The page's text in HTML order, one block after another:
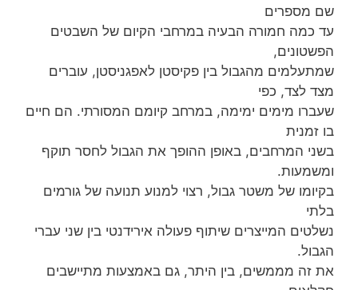
שם מספרים
עד כמה חמורה הבעיה במרחבי הקיום של השבטים
הפשטונים,
שמתעלמים מהגבול בין פקיסטן לאפגניסטן, עוברים
מצד לצד, כפי
שעברו מימים ימימה, במרחב קיומם המסורתי. הם חיים
בו זמנית
בשני המרחבים, באופן ההופך את הגבול לחסר תוקף
ומשמעות.
בקיומו של משטר גבול, רצוי למנוע תנועה של גורמים
בלתי
נשלטים המייצרים שיתוף פעולה אירידנטי בין שני עברי
הגבול.
את זה מממשים, בין היתר, גם באמצעות מתיישבים